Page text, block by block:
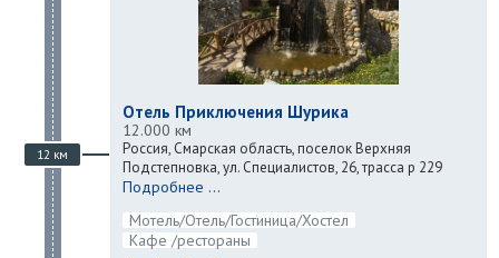
12 км
Отель Приключения Шурика
12.000 км
Россия, Смарская область, поселок Верхняя
Подстепновка, ул. Специалистов, 26, трасса р 229
Подробнее ...
Мотель/Отель/Гостиница/Хостел
Кафе /рестораны